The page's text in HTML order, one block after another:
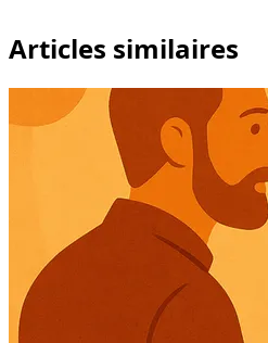
Articles similaires